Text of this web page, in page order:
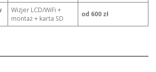
Wizjer LCD/WiFi +
montaż + karta SD
od 600 zł